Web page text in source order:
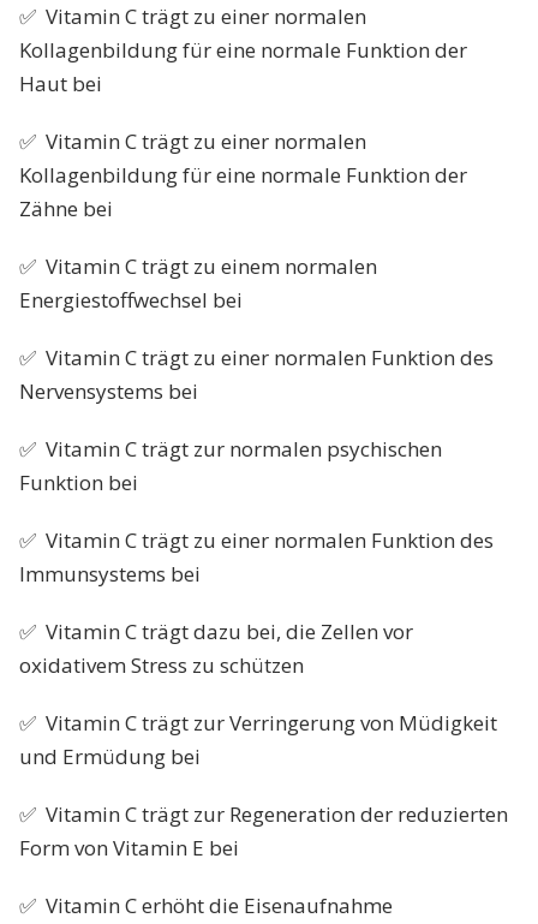
✅ Vitamin C trägt zu einer normalen
Kollagenbildung für eine normale Funktion der
Haut bei
✅ Vitamin C trägt zu einer normalen
Kollagenbildung für eine normale Funktion der
Zähne bei
✅ Vitamin C trägt zu einem normalen
Energiestoffwechsel bei
✅ Vitamin C trägt zu einer normalen Funktion des
Nervensystems bei
✅ Vitamin C trägt zur normalen psychischen
Funktion bei
✅ Vitamin C trägt zu einer normalen Funktion des
Immunsystems bei
✅ Vitamin C trägt dazu bei, die Zellen vor
oxidativem Stress zu schützen
✅ Vitamin C trägt zur Verringerung von Müdigkeit
und Ermüdung bei
✅ Vitamin C trägt zur Regeneration der reduzierten
Form von Vitamin E bei
✅ Vitamin C erhöht die Eisenaufnahme